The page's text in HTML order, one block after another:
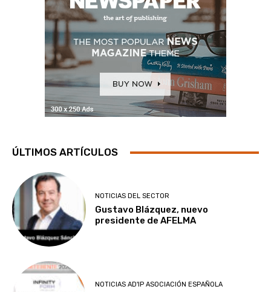
ÚLTIMOS ARTÍCULOS
NOTICIAS DEL SECTOR
Gustavo Blázquez, nuevo
presidente de AFELMA
NOTICIAS AD'IP ASOCIACIÓN ESPAÑOLA